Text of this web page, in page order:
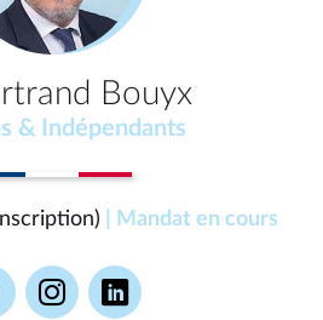
Bouyx
& Indépendants
| Mandat en cours
Voir
la
Voir
la